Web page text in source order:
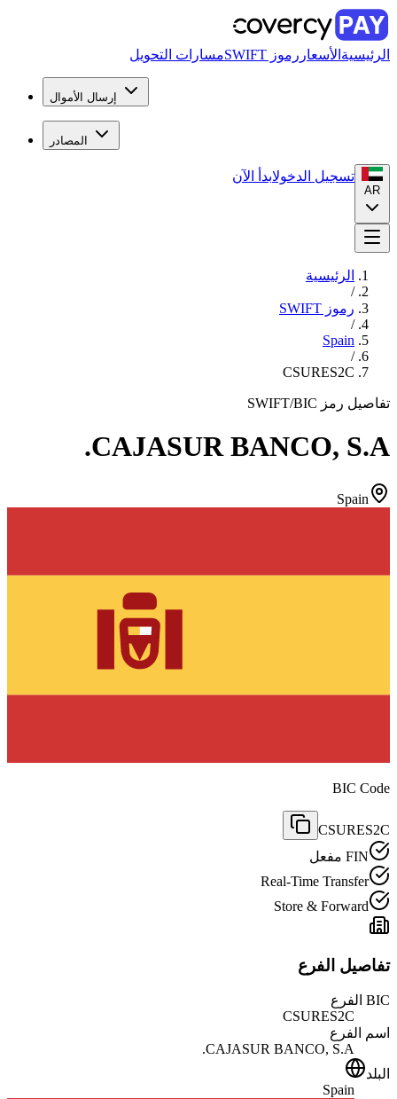
الرئيسية الأسعار رموز SWIFT مسارات التحويل
إرسال الأموال
المصادر
AR
تسجيل الدخولابدأ الآن
الرئيسية
/
رموز SWIFT
/
Spain
/
CSURES2C
تفاصيل رمز SWIFT/BIC
CAJASUR BANCO, S.A.
Spain
BIC Code
CSURES2C
FIN مفعل
Real-Time Transfer
Store & Forward
تفاصيل الفرع
BIC الفرع
CSURES2C
اسم الفرع
CAJASUR BANCO, S.A.
البلد
Spain